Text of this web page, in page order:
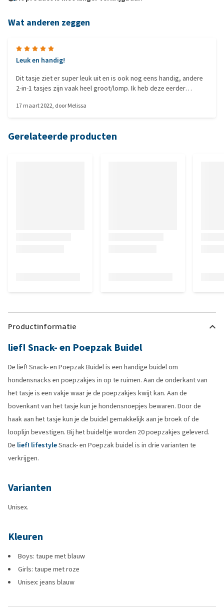
Wat anderen zeggen
Leuk en handig!
Dit tasje ziet er super leuk uit en is ook nog eens handig, andere
2-in-1 tasjes zijn vaak heel groot/lomp. Ik heb deze eerder
17 maart 2022, doorMelissa
Gerelateerde producten
Productinformatie
lief! Snack- en Poepzak Buidel
De lief! Snack- en Poepzak Buidel is een handige buidel om
hondensnacks en poepzakjes in op te ruimen. Aan de onderkant van
het tasje is een vakje waar je de poepzakjes kwijt kan. Aan de
bovenkant van het tasje kun je hondensnoepjes bewaren. Door de
haak aan het tasje kun je de buidel gemakkelijk aan je broek of de
looplijn bevestigen. Bij het buideltje worden 20 poepzakjes geleverd.
De lief! lifestyleSnack- en Poepzak buidel is in drie varianten te
verkrijgen.
Varianten
Unisex.
Kleuren
Boys: taupe met blauw
Girls: taupe met roze
Unisex: jeans blauw